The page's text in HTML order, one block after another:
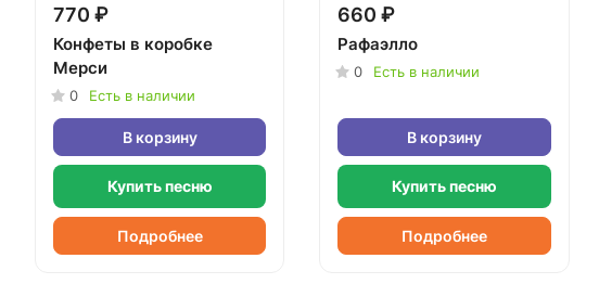
770 ₽
Конфеты в коробке
Мерси
0 Есть в наличии
В корзину
Купить песню
Подробнее
660 ₽
Рафаэлло
0 Есть в наличии
В корзину
Купить песню
Подробнее